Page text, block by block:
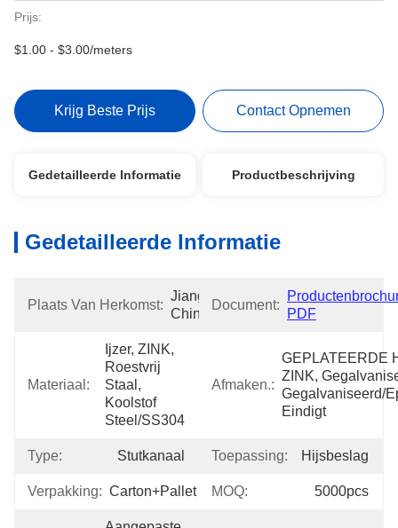
Prijs:
$1.00 - $3.00/meters
Krijg Beste Prijs Contact Opnemen
Gedetailleerde Informatie Productbeschrijving
Gedetailleerde Informatie
Plaats Van Herkomst:
Jiangsu,
China
Document:
PDF
Materiaal:
Ijzer, ZINK,
Roestvrij
Staal,
Koolstof
Steel/SS304
Afmaken.:
GEPLATEERDE
ZINK,
Gegalvaniseerd/
Eindigt
Type: Stutkanaal Toepassing: Hijsbeslag
Verpakking: Carton+Pallet MOQ: 5000pcs